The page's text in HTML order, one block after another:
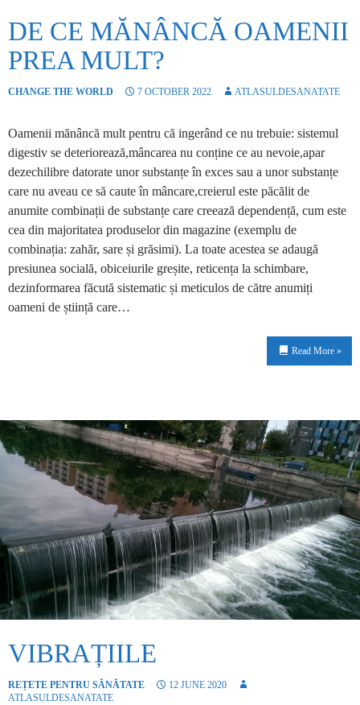
DE CE MĂNÂNCĂ OAMENII
PREA MULT?
CHANGE THE WORLD 7 OCTOBER 2022 ATLASULDESANATATE
Oamenii mănâncă mult pentru că ingerând ce nu trebuie: sistemul
digestiv se deteriorează,mâncarea nu conține ce au nevoie,apar
dezechilibre datorate unor substanțe în exces sau a unor substanțe
care nu aveau ce să caute în mâncare,creierul este păcălit de
anumite combinații de substanțe care creează dependență, cum este
cea din majoritatea produselor din magazine (exemplu de
combinația: zahăr, sare și grăsimi). La toate acestea se adaugă
presiunea socială, obiceiurile greșite, reticența la schimbare,
dezinformarea făcută sistematic și meticulos de către anumiți
oameni de știință care…
Read More »
VIBRAȚIILE
REȚETE PENTRU SĂNĂTATE
12 JUNE 2020
ATLASULDESANATATE